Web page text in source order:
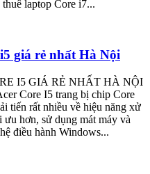
laptop Core i7...
giá rẻ nhất Hà Nội
I5 GIÁ RẺ NHẤT HÀ NỘI
Core I5 trang bị chip Core
tiến rất nhiều về hiệu năng xử
hơn, sử dụng mát máy và
điều hành Windows...